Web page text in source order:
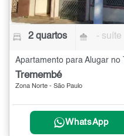
2 quartos - suíte
Apartamento para Alugar no
Tremembé
Zona Norte - São Paulo
WhatsApp